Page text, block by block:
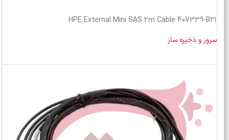
HPE External Mini SAS 2m Cable 407339-B21
سرور و ذخیره ساز